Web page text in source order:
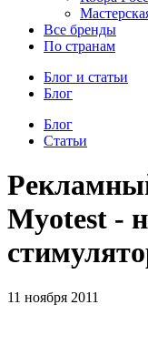
Все бренды
По странам
Блог и статьи
Блог
Блог
Статьи
Myotest -
11 ноября 2011